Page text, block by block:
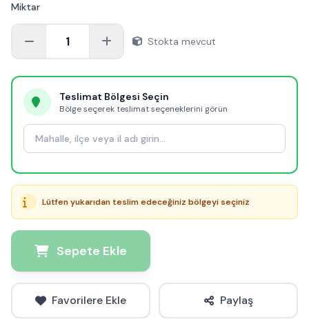
Miktar
1 Stokta mevcut
Teslimat Bölgesi Seçin
Bölge seçerek teslimat seçeneklerini görün
Lütfen yukarıdan teslim edeceğiniz bölgeyi seçiniz
Sepete Ekle
Favorilere Ekle Paylaş